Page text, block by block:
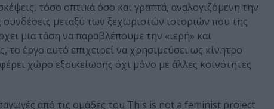
τόσο οπτικά όσο και γραπτά, αναλογιζόµενη την
συνδέσεις µεταξύ των ξεχωριστών ιστοριών που της
µια τάση να παραβλέπουµε την «ιερή» και
έργο αυτό επιχειρεί να χρησιµεύσει ως κίνητρο
χώρο εξοικείωσης όχι µόνο µε άλλες κοινότητες
από τις οµάδες του This is not a feminist project